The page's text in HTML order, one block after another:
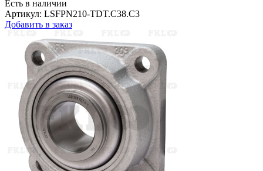
Есть в наличии
Артикул: LSFPN210-TDT.C38.C3
Добавить в заказ